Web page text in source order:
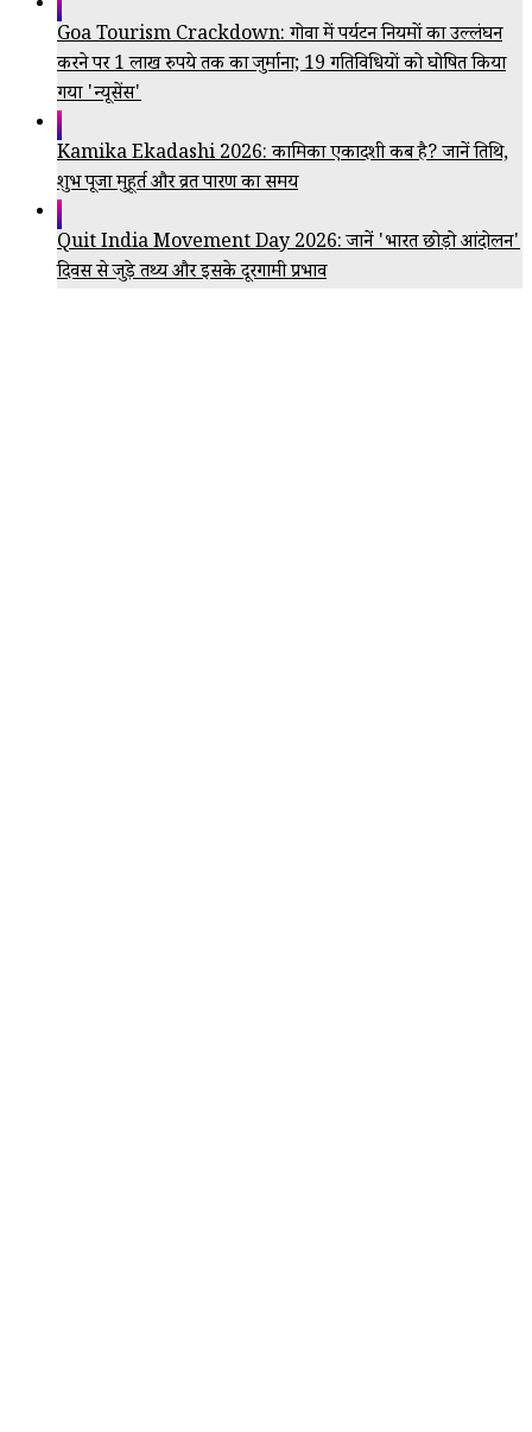
Goa Tourism Crackdown: गोवा में पर्यटन नियमों का उल्लंघन
करने पर 1 लाख रुपये तक का जुर्माना; 19 गतिविधियों को घोषित किया
गया 'न्यूसेंस'
Kamika Ekadashi 2026: कामिका एकादशी कब है? जानें तिथि,
शुभ पूजा मुहूर्त और व्रत पारण का समय
Quit India Movement Day 2026: जानें 'भारत छोड़ो आंदोलन'
दिवस से जुड़े तथ्य और इसके दूरगामी प्रभाव